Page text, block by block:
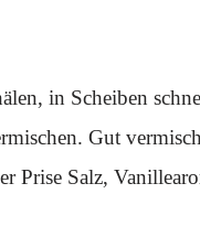
in Scheiben
Gut
Prise Salz,